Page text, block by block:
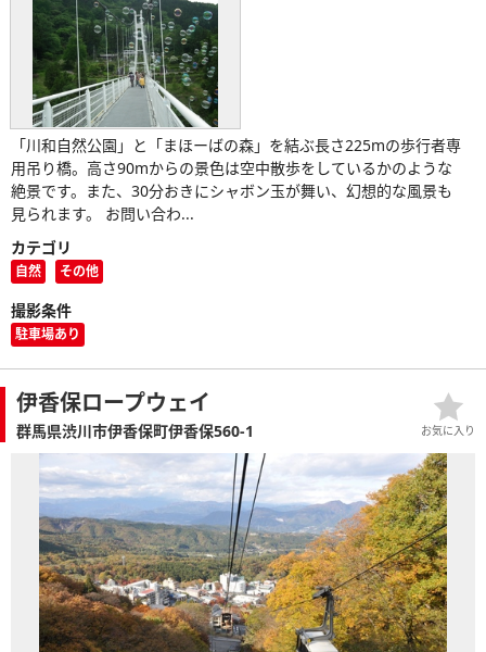
「川和自然公園」と「まほーばの森」を結ぶ長さ225mの歩行者専
用吊り橋。高さ90mからの景色は空中散歩をしているかのような
絶景です。また、30分おきにシャボン玉が舞い、幻想的な風景も
見られます。 お問い合わ...
カテゴリ
自然 その他
撮影条件
駐車場あり
伊香保ロープウェイ
群馬県渋川市伊香保町伊香保560-1 お気に入り